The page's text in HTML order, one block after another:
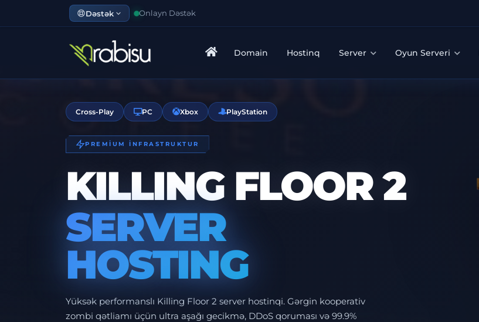
Dəstək Onlayn Dəstək
Domain Hostinq Server Oyun Serveri
Cross-Play PC Xbox PlayStation
PREMİUM İNFRASTRUKTUR
KILLING FLOOR 2
SERVER
HOSTING
Yüksək performanslı Killing Floor 2 server hostinqi. Gərgin kooperativ
zombi qətliamı üçün ultra aşağı gecikmə, DDoS qoruması və 99.9%